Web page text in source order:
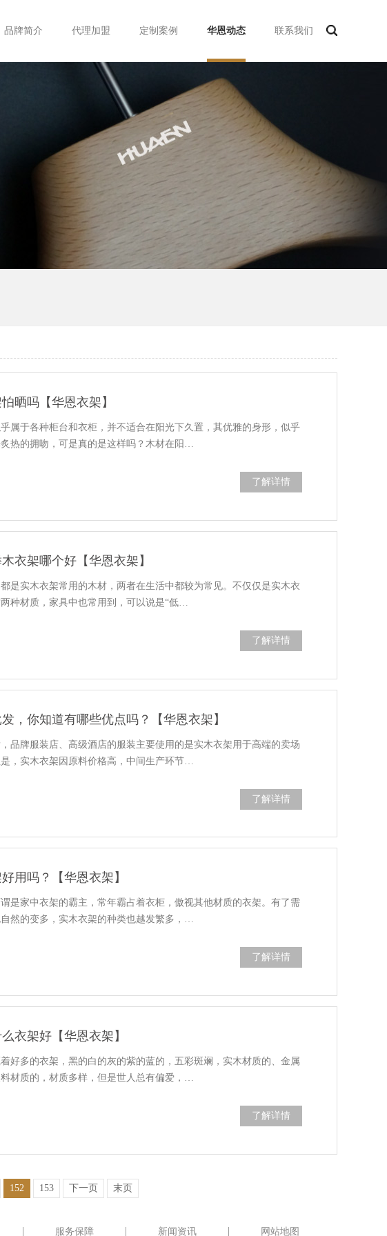
品牌简介 代理加盟 定制案例 华恩动态 联系我们
晒吗【华恩衣架】
属于各种柜台和衣柜，并不适合在阳光下久置，其优雅的身形，似乎
热的拥吻，可是真的是这样吗？木材在阳…
了解详情
衣架哪个好【华恩衣架】
是实木衣架常用的木材，两者在生活中都较为常见。不仅仅是实木衣
种材质，家具中也常用到，可以说是“低…
了解详情
，你知道有哪些优点吗？【华恩衣架】
品牌服装店、高级酒店的服装主要使用的是实木衣架用于高端的卖场
，实木衣架因原料价格高，中间生产环节…
了解详情
用吗？【华恩衣架】
是家中衣架的霸主，常年霸占着衣柜，傲视其他材质的衣架。有了需
然的变多，实木衣架的种类也越发繁多，…
了解详情
衣架好【华恩衣架】
好多的衣架，黑的白的灰的紫的蓝的，五彩斑斓，实木材质的、金属
材质的，材质多样，但是世人总有偏爱，…
了解详情
152 153 下一页 末页
服务保障 新闻资讯 网站地图